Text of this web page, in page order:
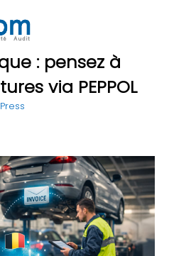
: pensez à
via PEPPOL